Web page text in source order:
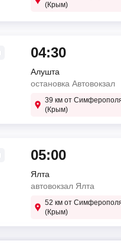
(Крым)
04:30
Алушта
остановка Автовокзал
39 км от
(Крым)
05:00
Ялта
автовокзал Ялта
52 км от
(Крым)